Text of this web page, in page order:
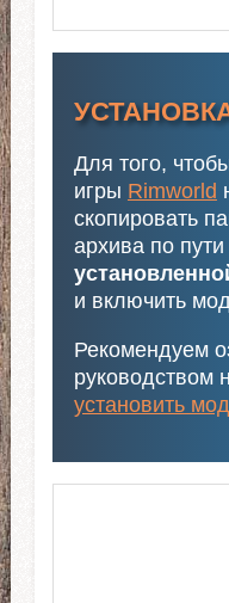
Для того,
игры Rimworld
скопировать
архива по пути
и включить
Рекомендуем
руководством
установить